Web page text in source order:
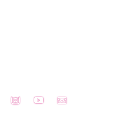
FacebookInstagramYouTubeEmail